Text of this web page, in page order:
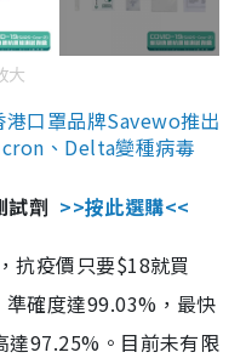
大
口罩品牌Savewo推出
、Delta變種病毒
劑 >>按此選購<<
抗疫價只要$18就買
確度達99.03%，最快
達97.25%。目前未有限